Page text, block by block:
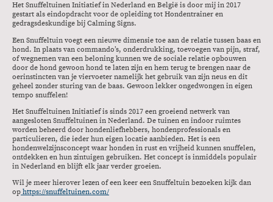
Het Snuffeltuinen Initiatief in Nederland en België is door mij in 2017
gestart als eindopdracht voor de opleiding tot Hondentrainer en
gedragsdeskundige bij Calming Signs.
Een Snuffeltuin voegt een nieuwe dimensie toe aan de relatie tussen baas en
hond. In plaats van commando’s, onderdrukking, toevoegen van pijn, straf,
of wegnemen van een beloning kunnen we de sociale relatie opbouwen
door de hond gewoon hond te laten zijn en hem terug te brengen naar de
oerinstincten van je viervoeter namelijk het gebruik van zijn neus en dit
geheel zonder sturing van de baas. Gewoon lekker ongedwongen in eigen
tempo snuffelen!
Het Snuffeltuinen Initiatief is sinds 2017 een groeiend netwerk van
aangesloten Snuffeltuinen in Nederland. De tuinen en indoor ruimtes
worden beheerd door hondenliefhebbers, hondenprofessionals en
particulieren, die ieder hun eigen locatie aanbieden. Het is een
hondenwelzijnsconcept waar honden in rust en vrijheid kunnen snuffelen,
ontdekken en hun zintuigen gebruiken. Het concept is inmiddels populair
in Nederland en blijft elk jaar verder groeien.
Wil je meer hierover lezen of een keer een Snuffeltuin bezoeken kijk dan
op https://snuffeltuinen.com/